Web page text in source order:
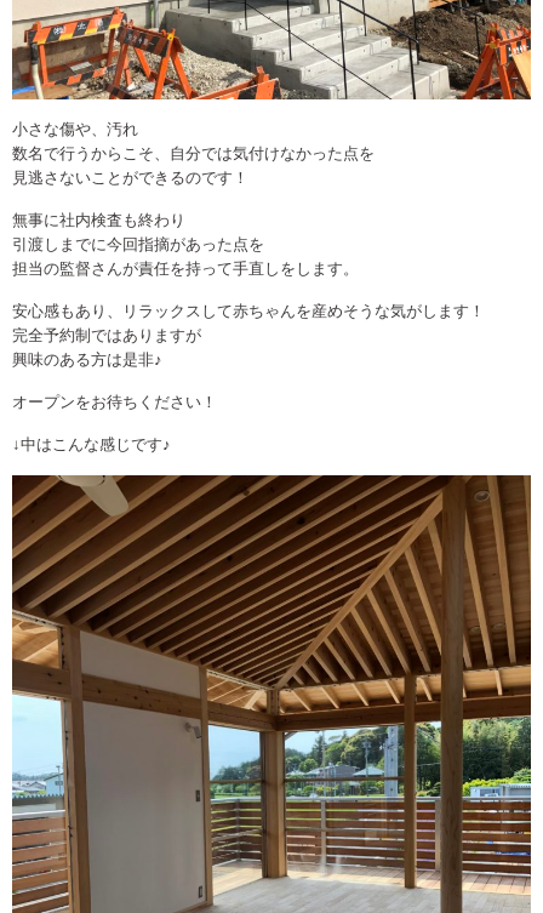
小さな傷や、汚れ
数名で行うからこそ、自分では気付けなかった点を
見逃さないことができるのです！
無事に社内検査も終わり
引渡しまでに今回指摘があった点を
担当の監督さんが責任を持って手直しをします。
安心感もあり、リラックスして赤ちゃんを産めそうな気がします！
完全予約制ではありますが
興味のある方は是非♪
オープンをお待ちください！
↓中はこんな感じです♪